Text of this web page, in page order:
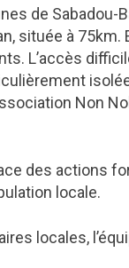
de Sabadou-
située à
L’accès
Non
des actions
locale.
locales,